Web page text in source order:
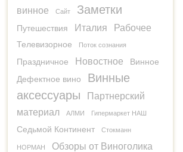
винное
Сайт Заметки
Путешествия Италия Рабочее
Телевизорное Поток сознания
Праздничное Новостное
Винное
Дефектное вино
Винные
аксессуары
Партнерский
материал
АЛМИ Гипермаркет НАШ
Седьмой Континент Стокманн
НОРМАН
Обзоры от Виноголика